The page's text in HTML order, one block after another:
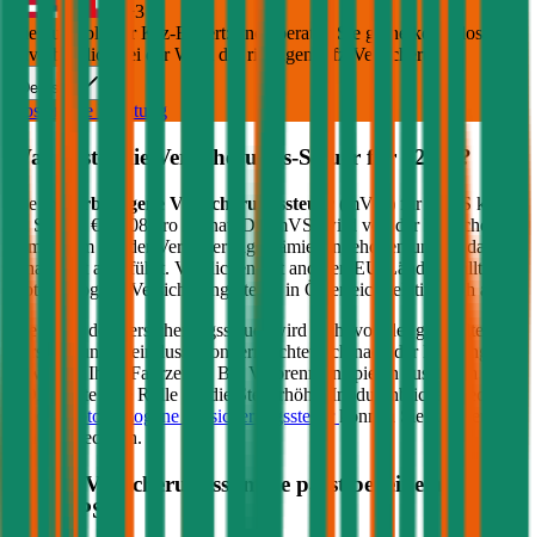
+3
Die durchblicker Kfz-Expert:innen beraten Sie gerne kostenlos &
unverbindlich bei der Wahl der richtigen Kfz-Versicherung.
Deutsch
Kostenlose Beratung
Was kostet die Versicherungs-Steuer für 92 PS?
Die motorbezogene Versicherungssteuer (mVSt) für
PS kostet
im Schnitt €
10,08 pro Monat. Die mVSt wird von der Versicherung
gemeinsam mit der Versicherungsprämie eingehoben und an das
Finanzamt abgeführt. Verglichen mit anderen EU-Ländern fällt die
motorbezogene Versicherungssteuer in Österreich relativ hoch aus.
Die Höhe der Versicherungssteuer wird nicht von der gewählten
Versicherung beeinflusst, sondern richtet sich nach der Leistung (PS
bzw. kW) Ihres Fahrzeugs. Bei Verbrennern spielen zusätzlich die
CO2-Werte eine Rolle für die Steuerhöhe. Im durchblicker Rechner
motorbezogene Versicherungssteuer können Sie die Steuer
genau berechnen.
Welche Versicherungssumme passt bei einem PKW
PS?